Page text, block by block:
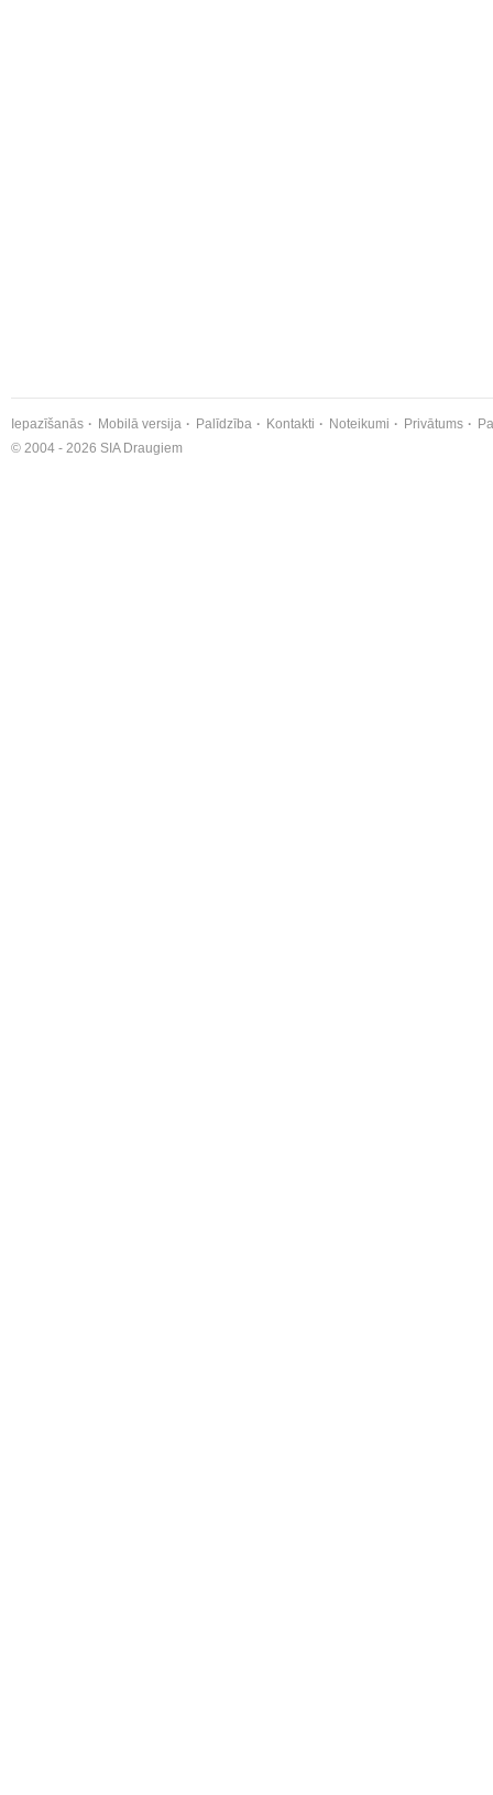
Iepazīšanās Mobilā versija Palīdzība Kontakti Noteikumi Privātums
© 2004 - 2026 SIA Draugiem